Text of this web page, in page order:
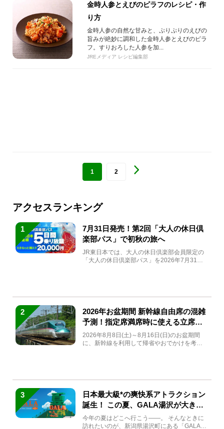
金時人参とえびのピラフのレシピ・作
り方
金時人参の自然な甘みと、ぷりぷりのえびの
旨みが絶妙に調和した金時人参とえびのピラ
フ。すりおろした人参を加...
JREメディア レシピ編集部
1 2
アクセスランキング
1
7月31日発売！第2回「大人の休日倶
楽部パス」で初秋の旅へ
JR東日本では、大人の休日倶楽部会員限定の
「大人の休日倶楽部パス」を2026年7月31日
2
2026年お盆期間 新幹線自由席の混雑
予測！指定席満席時に使える立席特
急券も解説
2026年8月8日(土)～8月16日(日)のお盆期間
に、新幹線を利用して帰省やおでかけを考え
3
日本最大級*の爽快系アトラクション
誕生！ この夏、GALA湯沢が大きく
生まれ変わる
今年の夏はどこへ行こう――。 そんなときに
訪れたいのが、新潟県湯沢町にある「GALA湯